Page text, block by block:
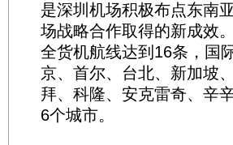
是深圳机场积极布点东南
场战略合作取得的新成效
全货机航线达到16条，国
京、首尔、台北、新加坡
拜、科隆、安克雷奇、辛
6个城市。